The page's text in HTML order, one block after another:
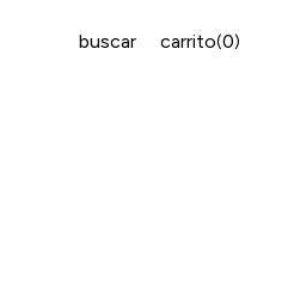
buscar carrito(0)